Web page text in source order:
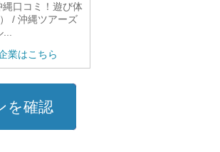
口コミ！遊び体
/ 沖縄ツアーズ
業はこちら
を確認